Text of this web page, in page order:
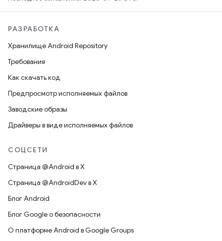
РАЗРАБОТКА
Хранилище Android Repository
Требования
Как скачать код
Предпросмотр исполняемых файлов
Заводские образы
Драйверы в виде исполняемых файлов
СОЦСЕТИ
Страница @Android в X
Страница @AndroidDev в X
Блог Android
Блог Google о безопасности
О платформе Android в Google Groups